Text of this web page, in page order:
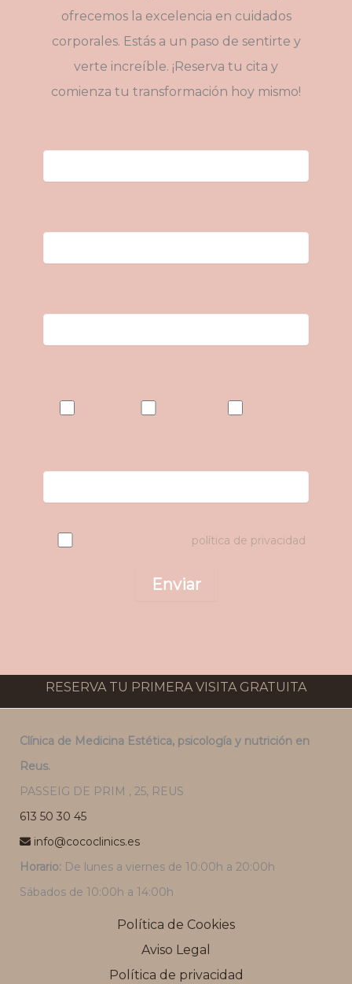
ofrecemos la excelencia en cuidados
corporales. Estás a un paso de sentirte y
verte increíble. ¡Reserva tu cita y
comienza tu transformación hoy mismo!
política de privacidad
RESERVA TU PRIMERA VISITA GRATUITA
Clínica de Medicina Estética, psicología y nutrición en
Reus.
PASSEIG DE PRIM , 25, REUS
613 50 30 45
info@cococlinics.es
Horario: De lunes a viernes de 10:00h a 20:00h
Sábados de 10:00h a 14:00h
Política de Cookies
Aviso Legal
Política de privacidad